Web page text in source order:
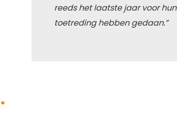
reeds het laatste jaar voor hun
toetreding hebben gedaan.”